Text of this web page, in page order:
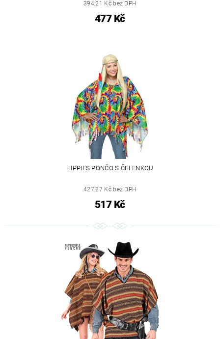
394,21 Kč bez DPH
477 Kč
HIPPIES PONČO S ČELENKOU
427,27 Kč bez DPH
517 Kč